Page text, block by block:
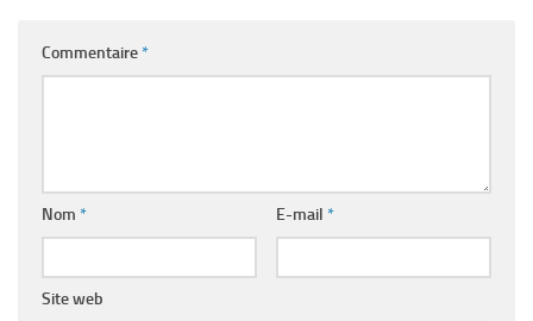
Commentaire*
Nom * E-mail *
Site web